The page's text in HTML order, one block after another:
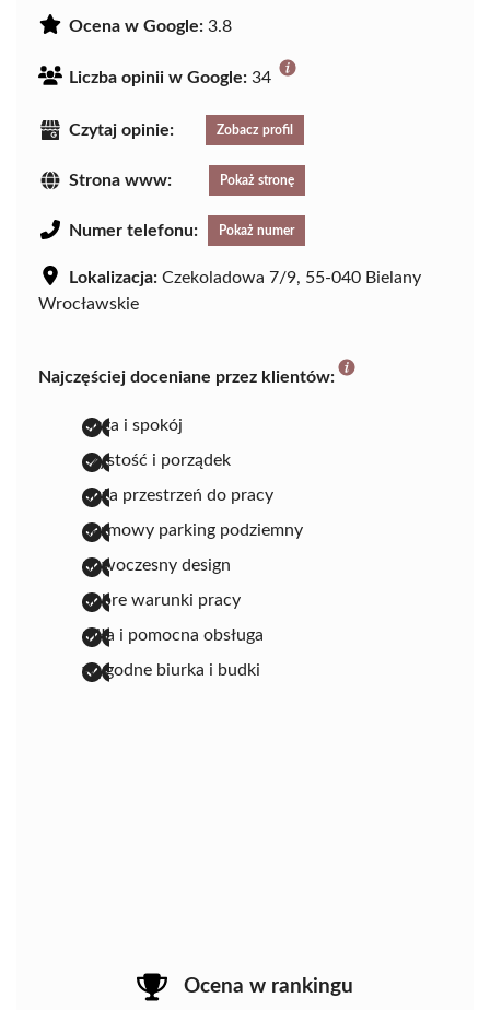
Ocena w Google: 3.8
Liczba opinii w Google: 34
Czytaj opinie: Zobacz profil
Strona www: Pokaż stronę
Numer telefonu: Pokaż numer
Lokalizacja: Czekoladowa 7/9, 55-040 Bielany
Wrocławskie
Najczęściej doceniane przez klientów:
cisza i spokój
czystość i porządek
duża przestrzeń do pracy
darmowy parking podziemny
nowoczesny design
dobre warunki pracy
miła i pomocna obsługa
wygodne biurka i budki
Ocena w rankingu